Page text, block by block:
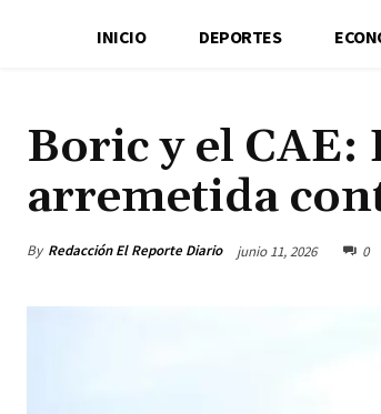
INICIO DEPORTES
Boric y el
arremetida
By Redacción El Reporte Diario junio 11, 2026 0